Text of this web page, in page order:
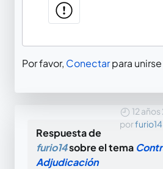
Por favor, Conectarpara
12
porfurio14
Respuesta de
furio14sobre el tema
Adjudicación